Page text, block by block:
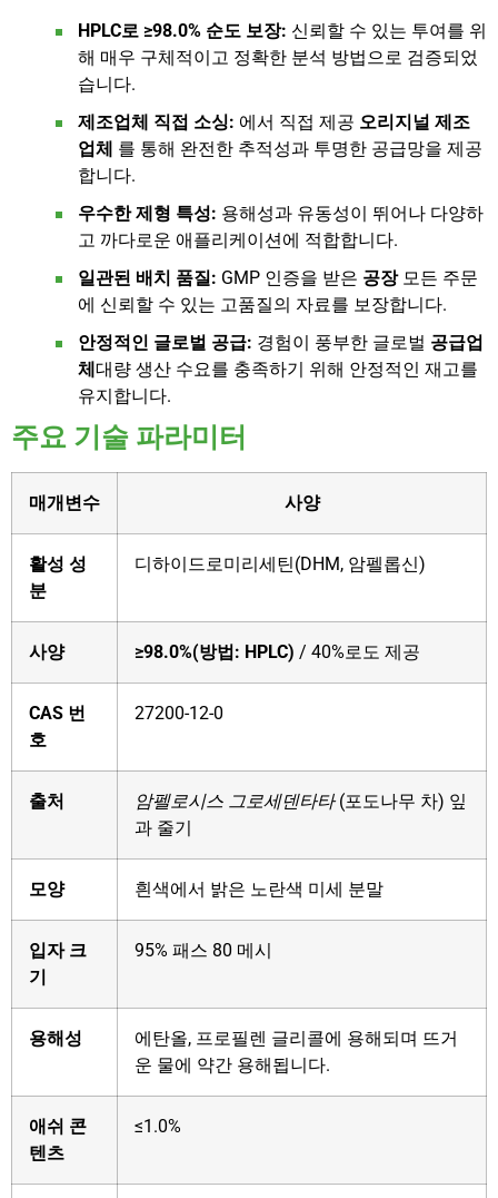
HPLC로 ≥98.0% 순도 보장: 신뢰할 수 있는 투여를 위
해 매우 구체적이고 정확한 분석 방법으로 검증되었
습니다.
제조업체 직접 소싱: 에서 직접 제공 오리지널 제조
업체 를 통해 완전한 추적성과 투명한 공급망을 제공
합니다.
우수한 제형 특성: 용해성과 유동성이 뛰어나 다양하
고 까다로운 애플리케이션에 적합합니다.
일관된 배치 품질: GMP 인증을 받은 공장모든 주문
에 신뢰할 수 있는 고품질의 자료를 보장합니다.
안정적인 글로벌 공급: 경험이 풍부한 글로벌 공급업
체 대량 생산 수요를 충족하기 위해 안정적인 재고를
유지합니다.
주요 기술 파라미터
매개변수 사양
활성 성
분
디하이드로미리세틴(DHM, 암펠롭신)
사양 ≥98.0%(방법: HPLC) / 40%로도 제공
CAS 번
호
27200-12-0
출처 암펠로시스 그로세덴타타(포도나무 차) 잎
과 줄기
모양 흰색에서 밝은 노란색 미세 분말
입자 크
기
95% 패스 80 메시
용해성
에탄올, 프로필렌 글리콜에 용해되며 뜨거
운 물에 약간 용해됩니다.
애쉬 콘
텐츠
≤1.0%